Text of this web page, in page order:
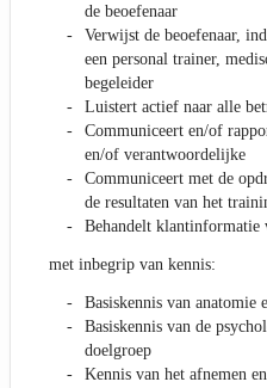
de beoefenaar
Verwijst de beoefenaar,
een personal trainer,
begeleider
Luistert actief naar alle
Communiceert en/of
en/of verantwoordelijke
Communiceert met de
de resultaten van het
Behandelt
met inbegrip van kennis:
Basiskennis van anatomie
Basiskennis van de
doelgroep
Kennis van het afnemen